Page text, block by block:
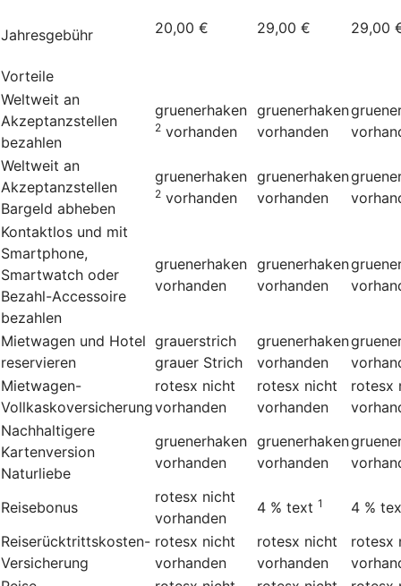
Jahresgebühr 20,00 € 29,00 € 29,00
Vorteile
Weltweit an
Akzeptanzstellen
bezahlen
gruenerhaken
2 vorhanden
gruenerhaken
vorhanden
Weltweit an
Akzeptanzstellen
Bargeld abheben
gruenerhaken
2 vorhanden
gruenerhaken
vorhanden
Kontaktlos und mit
Smartphone,
Smartwatch oder
Bezahl-Accessoire
bezahlen
gruenerhaken
vorhanden
gruenerhaken
vorhanden
Mietwagen und Hotel
reservieren
grauerstrich
grauer Strich
gruenerhaken
vorhanden
Mietwagen-
Vollkaskoversicherung
rotesx nicht
vorhanden
rotesx nicht
vorhanden
rotesx
Nachhaltigere
Kartenversion
Naturliebe
gruenerhaken
vorhanden
gruenerhaken
vorhanden
Reisebonus
rotesx nicht
vorhanden
4 % text 1 4 %
Reiserücktrittskosten-
Versicherung
rotesx nicht
vorhanden
rotesx nicht
vorhanden
rotesx